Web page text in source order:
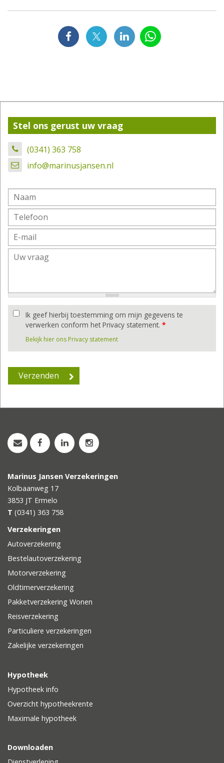
Stel ons gerust uw vraag
(0341) 363 758
info@marinusjansen.nl
Ik geef hierbij toestemming om mijn gegevens te
verwerken conform het Privacy statement. *
Bekijk hier ons Privacy statement
Marinus Jansen Verzekeringen
Kolbaanweg 17
3853 JT Ermelo
T (0341) 363 758
Verzekeringen
Autoverzekering
Bestelautoverzekering
Motorverzekering
Oldtimerverzekering
Pakketverzekering Wonen
Reisverzekering
Particuliere verzekeringen
Zakelijke verzekeringen
Hypotheek
Hypotheek info
Overzicht hypotheekrente
Maximale hypotheek
Downloaden